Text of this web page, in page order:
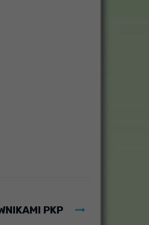
PKP